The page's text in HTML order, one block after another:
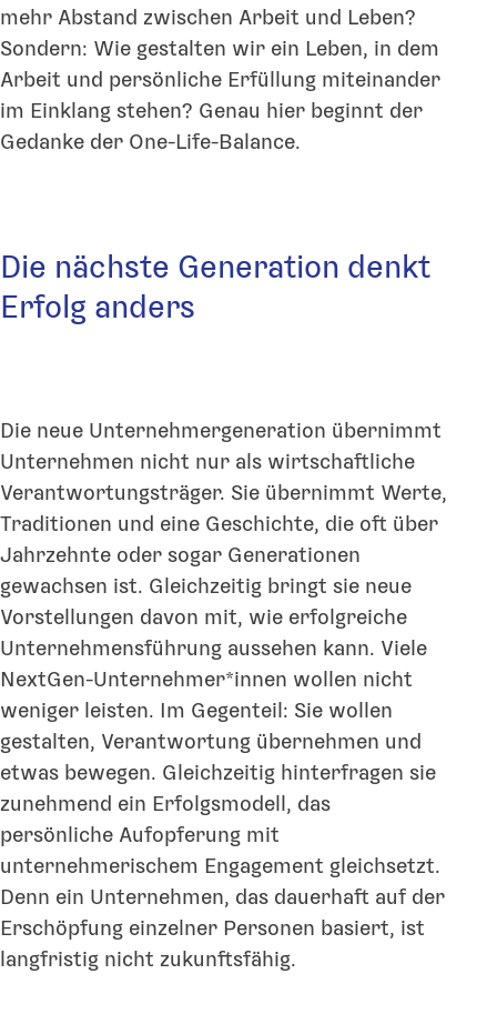
mehr Abstand zwischen Arbeit und Leben?
Sondern: Wie gestalten wir ein Leben, in dem
Arbeit und persönliche Erfüllung miteinander
im Einklang stehen? Genau hier beginnt der
Gedanke der One-Life-Balance.
Die nächste Generation denkt
Erfolg anders
Die neue Unternehmergeneration übernimmt
Unternehmen nicht nur als wirtschaftliche
Verantwortungsträger. Sie übernimmt Werte,
Traditionen und eine Geschichte, die oft über
Jahrzehnte oder sogar Generationen
gewachsen ist. Gleichzeitig bringt sie neue
Vorstellungen davon mit, wie erfolgreiche
Unternehmensführung aussehen kann. Viele
NextGen-Unternehmer*innen wollen nicht
weniger leisten. Im Gegenteil: Sie wollen
gestalten, Verantwortung übernehmen und
etwas bewegen. Gleichzeitig hinterfragen sie
zunehmend ein Erfolgsmodell, das
persönliche Aufopferung mit
unternehmerischem Engagement gleichsetzt.
Denn ein Unternehmen, das dauerhaft auf der
Erschöpfung einzelner Personen basiert, ist
langfristig nicht zukunftsfähig.